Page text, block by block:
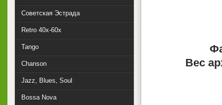
Вес
Советская Эстрада
Retro 40x-60x
Tango
Chanson
Jazz, Blues, Soul
Bossa Nova